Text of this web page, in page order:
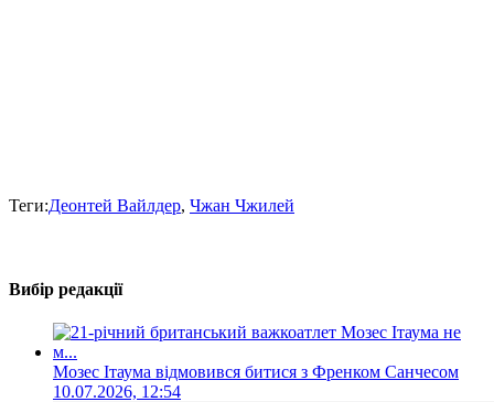
Теги:Деонтей Вайлдер, Чжан Чжилей
Вибір редакції
Мозес Ітаума відмовився битися з Френком Санчесом
10.07.2026, 12:54